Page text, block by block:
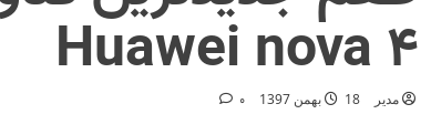
Huawei nova 4
مدیر 18 بهمن 1397 0